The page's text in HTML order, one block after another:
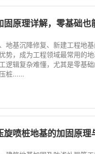
原理详解，零基础也
地基沉降修复、新建工程地
势，成为工程领域最常用的
逻辑复杂难懂，尤其是零基
桩......
喷桩地基的加固原理